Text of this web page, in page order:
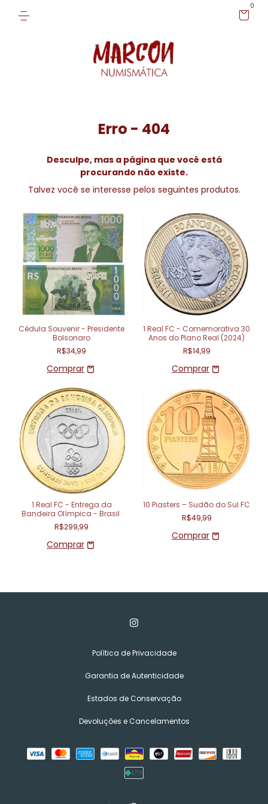
0
Erro - 404
Desculpe, mas a página que você está
procurando não existe.
Talvez você se interesse pelos seguintes produtos.
Cédula Souvenir - Presidente
Bolsonaro
R$34,99
1 Real FC - Comemorativa 30
Anos do Plano Real (2024)
R$14,99
1 Real FC - Entrega da
Bandeira Olímpica - Brasil
R$299,99
10 Piasters – Sudão do Sul FC
R$49,99
Política de Privacidade
Garantia de Autenticidade
Estados de Conservação
Devoluções e Cancelamentos